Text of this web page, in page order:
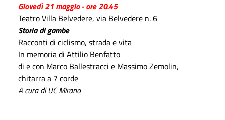
Giovedì 21 maggio - ore 20.45
Teatro Villa Belvedere, via Belvedere n. 6
Storia di gambe
Racconti di ciclismo, strada e vita
In memoria di Attilio Benfatto
di e con Marco Ballestracci e Massimo Zemolin,
chitarra a 7 corde
A cura di UC Mirano